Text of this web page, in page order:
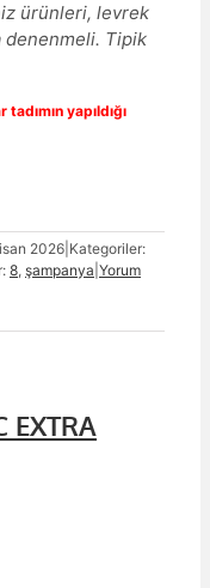
ürünleri, levrek
denenmeli. Tipik
tadımın yapıldığı
2026 Kategoriler:
8, şampanya Yorum
EXTRA